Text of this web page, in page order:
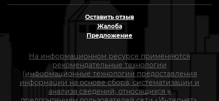
Оставить отзыв
Жалоба
Предложение
На информационном ресурсе применяются
рекомендательные технологии
(информационные технологии предоставления
информации на основе сбора, систематизации и
анализа сведений, относящихся к